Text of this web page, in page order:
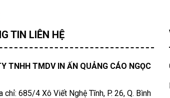
TIN LIÊN HỆ
TNHH TMDV IN ẤN QUẢNG CÁO NGỌC
chỉ: 685/4 Xô Viết Nghệ Tĩnh, P. 26, Q. Bình